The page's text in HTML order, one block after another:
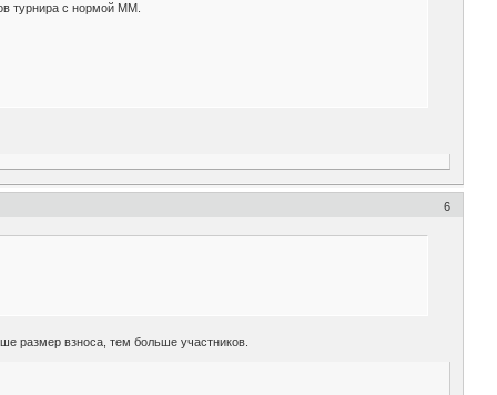
турнира с нормой ММ.
6
размер взноса, тем больше участников.